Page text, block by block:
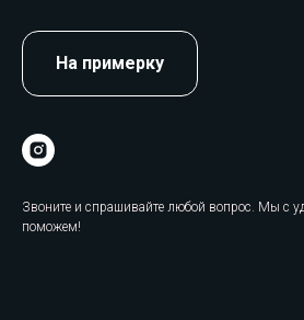
На примерку
Звоните и спрашивайте любой вопрос. Мы с
поможем!